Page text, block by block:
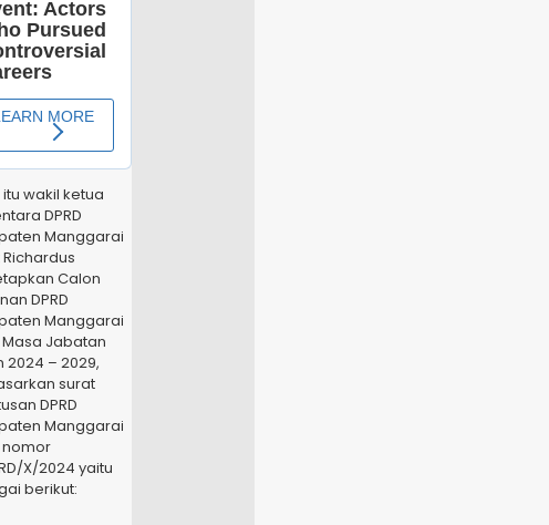
itu wakil ketua
DPRD
Manggarai
Calon
DPRD
Manggarai
Jabatan
2024 – 2029,
surat
DPRD
Manggarai
X/2024 yaitu
berikut: